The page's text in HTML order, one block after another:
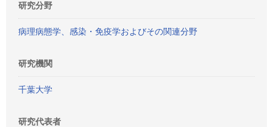
研究分野
病理病態学、感染・免疫学およびその関連分野
研究機関
千葉大学
研究代表者